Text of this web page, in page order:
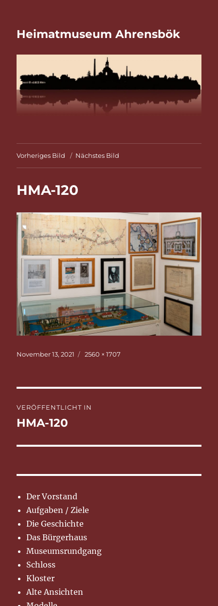
Heimatmuseum Ahrensbök
Vorheriges Bild Nächstes Bild
HMA-120
Veröffentlicht
November 13, 2021 Originalgröße
2560 × 1707
VERÖFFENTLICHT IN
HMA-120
Der Vorstand
Aufgaben / Ziele
Die Geschichte
Das Bürgerhaus
Museumsrundgang
Schloss
Kloster
Alte Ansichten